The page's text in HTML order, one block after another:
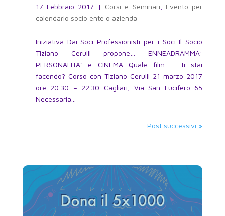
17 Febbraio 2017 | Corsi e Seminari
Evento per
calendario socio ente o azienda
Iniziativa Dai Soci Professionisti per i Soci Il Socio
Tiziano Cerulli propone… ENNEADRAMMA:
PERSONALITA’ e CINEMA Quale film … ti stai
facendo? Corso con Tiziano Cerulli 21 marzo 2017
ore 20.30 – 22.30 Cagliari, Via San Lucifero 65
Necessaria...
Post successivi »